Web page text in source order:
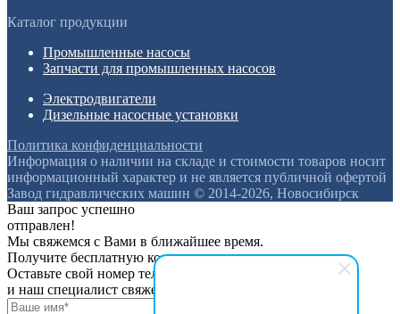
Каталог продукции
Промышленные насосы
Запчасти для промышленных насосов
Электродвигатели
Дизельные насосные установки
Политика конфиденциальности
Информация о наличии на складе и стоимости товаров носит
информационный характер и не является публичной офертой
Завод гидравлических машин © 2014-2026, Новосибирск
Ваш запрос успешно
отправлен!
Мы свяжемся с Вами в ближайшее время.
Получите бесплатную консультацию
Оставьте свой номер телефона
и наш специалист свяжется с вами